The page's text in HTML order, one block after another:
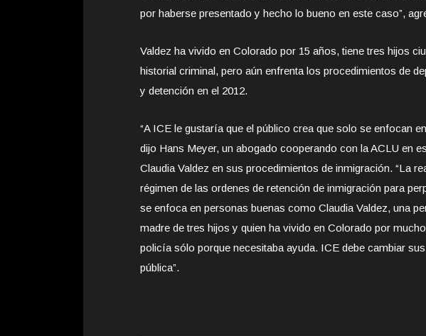
por haberse presentado y hecho lo bueno en este caso”,
Valdez ha vivido en Colorado por 15 años, tiene tres hijos
historial criminal, pero aún enfrenta los procedimientos de
y detención en el 2012.
“A ICE le gustaría que el público crea que solo se enfocan
dijo Hans Meyer, un abogado cooperando con la ACLU en
Claudia Valdez en sus procedimientos de inmigración. “La
régimen de las ordenes de retención de inmigración para
se enfoca en personas buenas como Claudia Valdez, una
madre de tres hijos y quien ha vivido en Colorado por
policía sólo porque necesitaba ayuda. ICE debe cambiar
pública”.